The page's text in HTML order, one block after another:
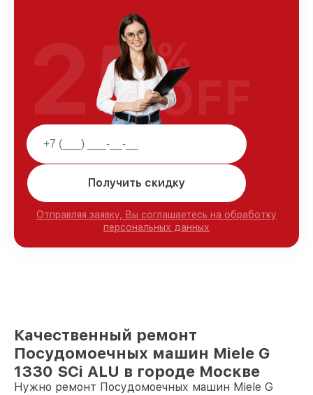
Получить скидку
Отправляя заявку, Вы соглашаетесь на обработку
персональных данных
25%
OFF
Качественный ремонт
Посудомоечных машин Miele G
1330 SCi ALU в городе Москве
Нужно ремонт Посудомоечных машин Miele G